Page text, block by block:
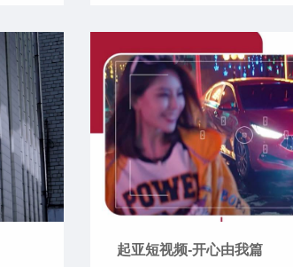
起亚短视频-开心由我篇